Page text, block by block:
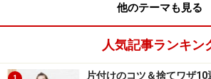
他のテーマも見る
人気記事ランキン
片付けのコツ＆捨てワザ